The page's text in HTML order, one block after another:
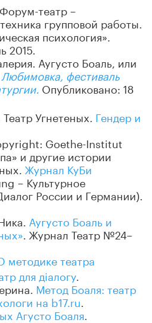
театр –
групповой работы.
психология».
2015.
Аугусто Боаль, или
Любимовка, фестиваль
Опубликовано: 18
Угнетеных. Гендер и
Goethe-Institut
и другие истории
Журнал КуБи
– Культурное
России и Германии).
Аугусто Боаль и
. Журнал Театр №24–
методике театра
для діалогу
Метод Боаля: театр
на b17.ru
Агусто Боаля